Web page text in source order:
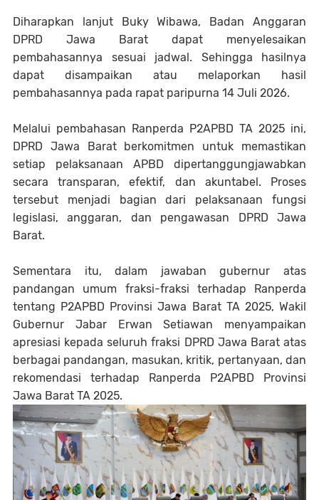
Diharapkan lanjut Buky Wibawa, Badan Anggaran
DPRD Jawa Barat dapat menyelesaikan
pembahasannya sesuai jadwal. Sehingga hasilnya
dapat disampaikan atau melaporkan hasil
pembahasannya pada rapat paripurna 14 Juli 2026.
Melalui pembahasan Ranperda P2APBD TA 2025 ini,
DPRD Jawa Barat berkomitmen untuk memastikan
setiap pelaksanaan APBD dipertanggungjawabkan
secara transparan, efektif, dan akuntabel. Proses
tersebut menjadi bagian dari pelaksanaan fungsi
legislasi, anggaran, dan pengawasan DPRD Jawa
Barat.
Sementara itu, dalam jawaban gubernur atas
pandangan umum fraksi-fraksi terhadap Ranperda
tentang P2APBD Provinsi Jawa Barat TA 2025, Wakil
Gubernur Jabar Erwan Setiawan menyampaikan
apresiasi kepada seluruh fraksi DPRD Jawa Barat atas
berbagai pandangan, masukan, kritik, pertanyaan, dan
rekomendasi terhadap Ranperda P2APBD Provinsi
Jawa Barat TA 2025.